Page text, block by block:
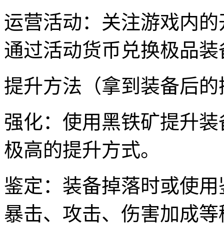
运营活动：关注游戏内
通过活动货币兑换极品装
提升方法（拿到装备后
强化：使用黑铁矿提升
极高的提升方式。
鉴定：装备掉落时或使
暴击、攻击、伤害加成